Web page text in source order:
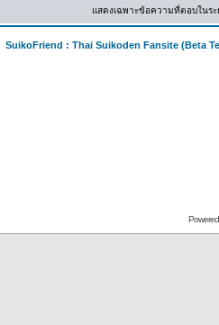
แสดงเฉพาะข้อความที่ตอบในระ
SuikoFriend : Thai Suikoden Fansite (Beta